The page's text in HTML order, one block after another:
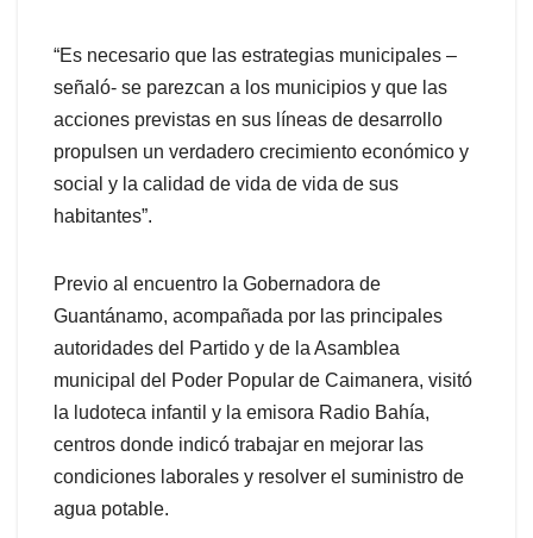
“Es necesario que las estrategias municipales –
señaló- se parezcan a los municipios y que las
acciones previstas en sus líneas de desarrollo
propulsen un verdadero crecimiento económico y
social y la calidad de vida de vida de sus
habitantes”.
Previo al encuentro la Gobernadora de
Guantánamo, acompañada por las principales
autoridades del Partido y de la Asamblea
municipal del Poder Popular de Caimanera, visitó
la ludoteca infantil y la emisora Radio Bahía,
centros donde indicó trabajar en mejorar las
condiciones laborales y resolver el suministro de
agua potable.